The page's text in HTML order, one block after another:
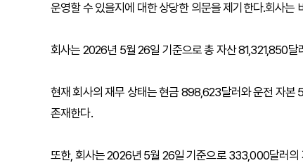
운영할 수 있을지에 대한 상당한 의문을 제기한다.회사는
회사는 2026년 5월 26일 기준으로 총 자산 81,321,850
현재 회사의 재무 상태는 현금 898,623달러와 운전 자본
존재한다.
또한, 회사는 2026년 5월 26일 기준으로 333,000달러의